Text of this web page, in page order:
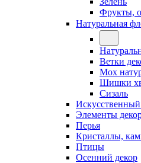
Фрукты,
Натуральная
Ветки
Мох
Шишки
Сизаль
Элементы
Перья
Кристаллы,
Птицы
Осенний декор